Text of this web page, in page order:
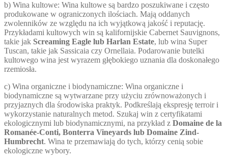
b) Wina kultowe: Wina kultowe są bardzo poszukiwane i często
produkowane w ograniczonych ilościach. Mają oddanych
zwolenników ze względu na ich wyjątkową jakość i reputację.
Przykładami kultowych win są kalifornijskie Cabernet Sauvignons,
takie jak Screaming Eagle lub Harlan Estate, lub wina Super
Tuscan, takie jak Sassicaia czy Ornellaia. Podarowanie butelki
kultowego wina jest wyrazem głębokiego uznania dla doskonałego
rzemiosła.
c) Wina organiczne i biodynamiczne: Wina organiczne i
biodynamiczne są wytwarzane przy użyciu zrównoważonych i
przyjaznych dla środowiska praktyk. Podkreślają ekspresję terroir i
wykorzystanie naturalnych metod. Szukaj win z certyfikatami
ekologicznymi lub biodynamicznymi, na przykład z Domaine de la
Romanée-Conti, Bonterra Vineyards lub Domaine Zind-
Humbrecht. Wina te przemawiają do tych, którzy cenią sobie
ekologiczne wybory.